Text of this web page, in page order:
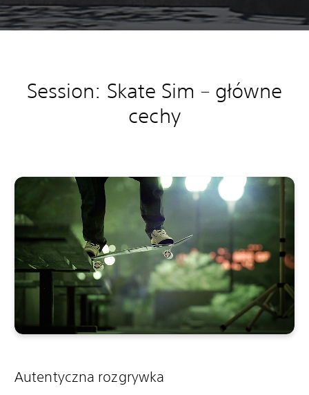
Session: Skate Sim – główne
cechy
Autentyczna rozgrywka